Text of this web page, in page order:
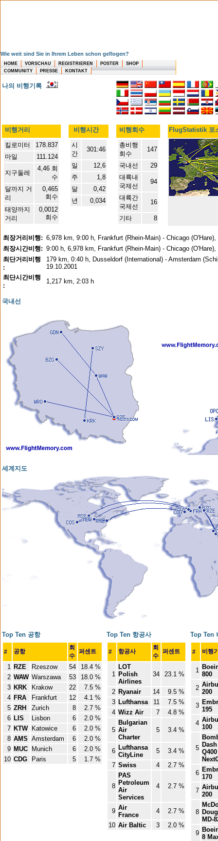
Wie weit sind Sie in Ihrem Leben schon geflogen?
HOME VORSCHAU REGISTRIEREN POSTER
SHOP
COMMUNITY
PRESSE KONTAKT
나의 비행기록
비행거리 비행시간 비행회수 FlugStatistik 포
킬로미터
178.837
마일
111.124
지구둘레
4,46 회
수
달까지 거
리
0,465
회수
태양까지
거리
0,0012
회수
시
간
301:46
일
12,6
주
1,8
달
0,42
년
0,034
총비행
회수
147
국내선
29
대륙내
국제선
94
대륙간
국제선
16
기타 8
최장거리비행: 6,978 km, 9:00 h, Frankfurt (Rhein-Main) - Chicago (O'Hare),
최장시간비행: 9:00 h, 6,978 km, Frankfurt (Rhein-Main) - Chicago (O'Hare),
최단거리비행
:
179 km, 0:40 h, Dusseldorf (International) - Amsterdam
19.10.2001
최단시간비행
:
1,217 km, 2:03 h
국내선
세계지도
Top Ten 공항
# 공항
회
수
퍼센트
1 RZE Rzeszow 54
18.4 %
2 WAW Warszawa 53
18.0 %
3 KRK Krakow 22
7.5 %
4 FRA Frankfurt 12
4.1 %
5 ZRH Zurich 8
2.7 %
6 LIS Lisbon 6
2.0 %
7 KTW Katowice 6
2.0 %
8 AMS Amsterdam 6
2.0 %
9 MUC Munich 6
2.0 %
10 CDG Paris 5 1.7 %
Top Ten 항공사
# 항공사
회
수
퍼센트
1
LOT
Polish
Airlines
34 23.1 %
2 Ryanair 14
9.5 %
3 Lufthansa 11
7.5 %
4 Wizz Air 7 4.8 %
5
Bulgarian
Air
Charter
5 3.4 %
6 Lufthansa
CityLine
5
3.4 %
7 Swiss 4 2.7 %
8
PAS
Petroleum
Air
Services
4 2.7 %
9 Air
France
4
2.7 %
10 Air Baltic 3 2.0 %
Top Ten
# 비행
1
800
2
200
3
195
4
100
5
Q400
6
170
7
200
8
MD-
9
8